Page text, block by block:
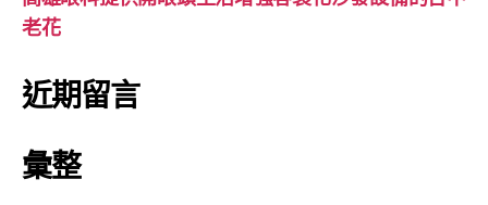
老花
近期留言
彙整